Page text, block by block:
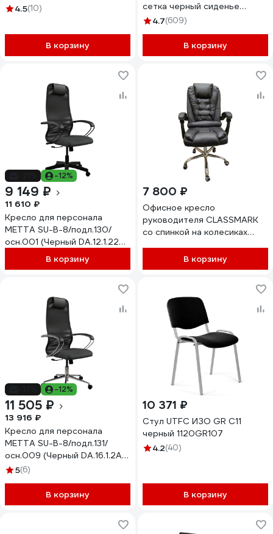
4.5(10)
В корзину
сетка черный сиденье
черный CH-695N/BLACK
4.7(609)
В корзину
-12%
9 149 ₽
11 610 ₽
Кресло для персонала
МЕТТА SU-B-8/подл.130/
осн.001 (Черный DA.12.1.222)
zDA.12.1.222В корзину
7 800 ₽
Офисное кресло
руководителя CLASSMARK
со спинкой на колесиках
В корзину
-12%
11 505 ₽
13 916 ₽
Кресло для персонала
МЕТТА SU-B-8/подл.131/
осн.009 (Черный DA.16.1.2A2)
zDA.16.1.2A2
5(6)
В корзину
10 371 ₽
Стул UTFC ИЗО GR С11
черный 1120GR107
4.2(40)
В корзину